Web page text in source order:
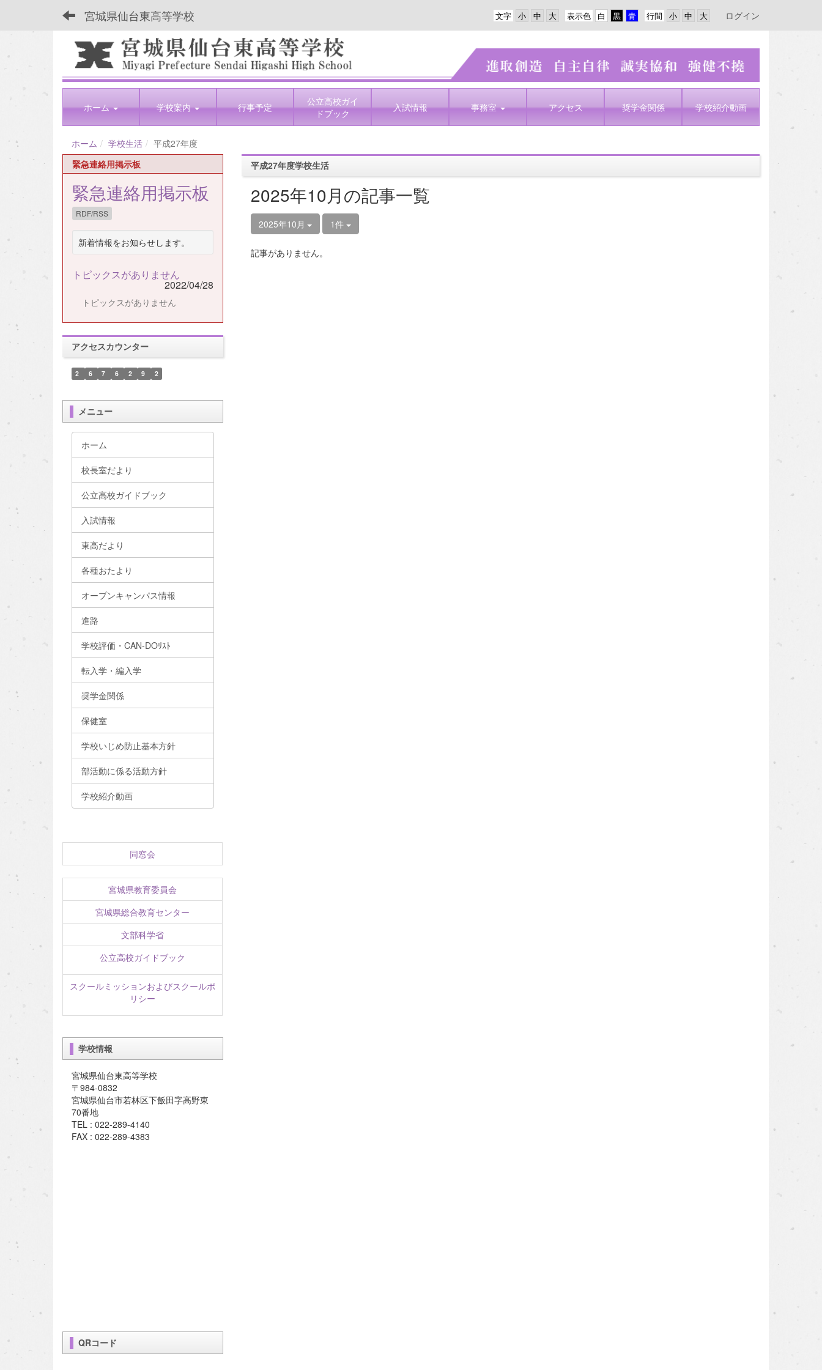
宮城県仙台東高等学校 行間
表示色
文字 ログイン
ホーム 学校案内 行事予定
公立高校ガイ
ドブック
入試情報 事務室 アクセス 奨学金関係 学校紹介動画
ホーム 学校生活
平成27年度
平成27年度学校生活
2025年10月の記事一覧
2025年10月 1件
記事がありません。
緊急連絡用掲示板
緊急連絡用掲示板
RDF/RSS
新着情報をお知らせします。
トピックスがありません
2022/04/28
トピックスがありません
アクセスカウンター
2 6 7 6 2 9 2
メニュー
ホーム
校長室だより
公立高校ガイドブック
入試情報
東高だより
各種おたより
オープンキャンパス情報
進路
学校評価・CAN-DOﾘｽﾄ
転入学・編入学
奨学金関係
保健室
学校いじめ防止基本方針
部活動に係る活動方針
学校紹介動画
同窓会
宮城県教育委員会
宮城県総合教育センター
文部科学省
公立高校ガイドブック
スクールミッションおよびスクールポ
リシー
学校情報
宮城県仙台東高等学校
〒984-0832
宮城県仙台市若林区下飯田字高野東
70番地
TEL : 022-289-4140
FAX : 022-289-4383
QRコード